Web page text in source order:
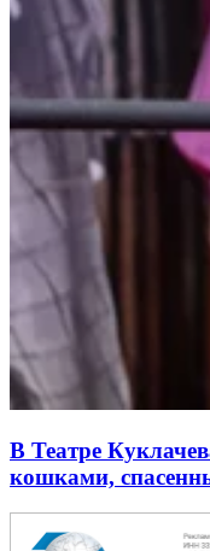
В Театре
кошками,